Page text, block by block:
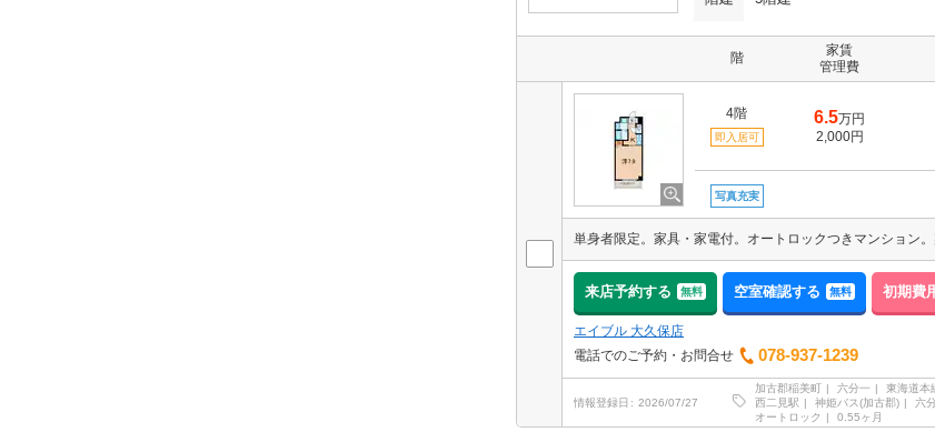
階
家賃
管理費
4階
即入居可
6.5万円
2,000円
写真充実
来店予約する 無料 空室確認する 無料 初期費
エイブル 大久保店
電話でのご予約・お問合せ
078-937-1239
情報登録日 2026/07/27
加古郡稲美町 六分一 東海道本
西二見駅
神姫バス(加古郡) 六
オートロック
0.55ヶ月